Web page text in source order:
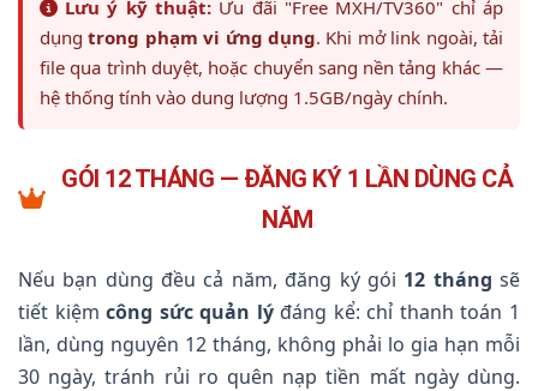
Lưu ý kỹ thuật: Ưu đãi "Free MXH/TV360" chỉ áp
dụngtrong phạm vi ứng dụng. Khi mở link ngoài, tải
file qua trình duyệt, hoặc chuyển sang nền tảng khác —
hệ thống tính vào dung lượng 1.5GB/ngày chính.
GÓI 12 THÁNG — ĐĂNG KÝ 1 LẦN DÙNG CẢ
NĂM
Nếu bạn dùng đều cả năm, đăng ký gói 12 tháng sẽ
tiết kiệmcông sức quản lýđáng kể: chỉ thanh toán 1
lần, dùng nguyên 12 tháng, không phải lo gia hạn mỗi
30 ngày, tránh rủi ro quên nạp tiền mất ngày dùng.